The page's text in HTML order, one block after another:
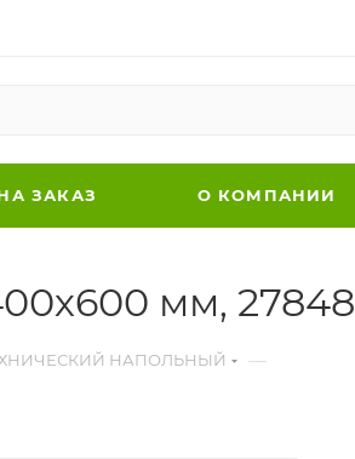
ЗАКАЗ О КОМПАНИИ
мм, 27848
НАПОЛЬНЫЙ —